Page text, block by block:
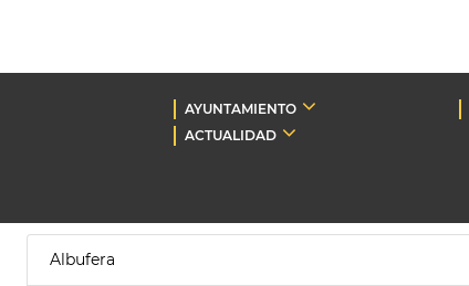
AYUNTAMIENTO
ACTUALIDAD
Albufera